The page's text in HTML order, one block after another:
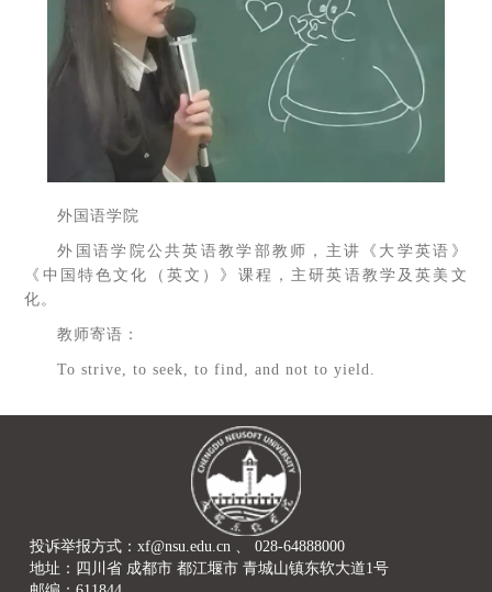
外国语学院
外国语学院公共英语教学部教师，主讲《大学英语》
《中国特色文化（英文）》课程，主研英语教学及英美文
化。
教师寄语：
To strive, to seek, to find, and not to yield.
投诉举报方式：xf@nsu.edu.cn 、 028-64888000
地址：四川省 成都市 都江堰市 青城山镇东软大道1号